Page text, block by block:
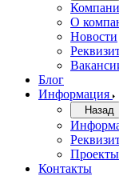
О
Новости
Блог
Информация
Назад
Проекты
Контакты